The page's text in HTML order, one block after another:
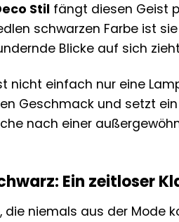
Stil fängt diesen Geist
schwarzen Farbe ist
Blicke auf sich
nicht einfach nur eine
Geschmack und setzt
nach einer
Ein zeitloser
die niemals aus der Mode